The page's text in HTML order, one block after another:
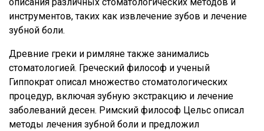
инструментов, таких как извлечение зубов и лечение
зубной боли.
Древние греки и римляне также занимались
стоматологией. Греческий философ и ученый
Гиппократ описал множество стоматологических
процедур, включая зубную экстракцию и лечение
заболеваний десен. Римский философ Цельс описал
методы лечения зубной боли и предложил